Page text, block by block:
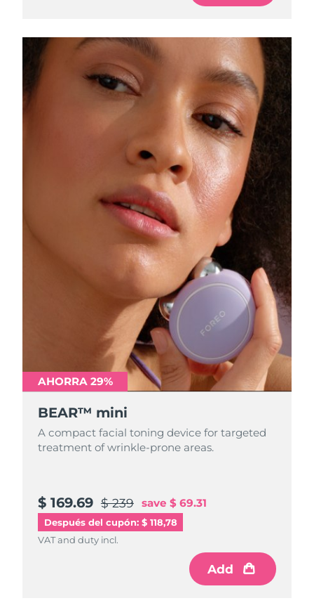
AHORRA 29%
BEAR™ mini
A compact facial toning device for targeted
treatment of wrinkle-prone areas.
$ 169.69 $ 239 save $ 69.31
Después del cupón: $ 118,78
VAT and duty incl.
Add
Eslovaquia Entrega prevista 8/10/26
Eslovenia Entrega prevista 8/10/26
Sudáfrica Entrega prevista 8/18/26
Entrega prevista 8/12/26
Entrega prevista 8/10/26
Entrega prevista 8/10/26
Entrega prevista
Entrega prevista8/15/26
Entrega prevista8/14/26
Entrega prevista 8/11/26
Emiratos Árabes
Unidos
Entrega prevista8/11/26
Reino Unido
Estados Unidos Entrega prevista
Vietnam